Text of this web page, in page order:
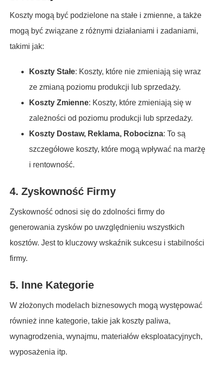
Koszty mogą być podzielone na stałe i zmienne, a także
mogą być związane z różnymi działaniami i zadaniami,
takimi jak:
Koszty Stałe: Koszty, które nie zmieniają się wraz
ze zmianą poziomu produkcji lub sprzedaży.
Koszty Zmienne: Koszty, które zmieniają się w
zależności od poziomu produkcji lub sprzedaży.
Koszty Dostaw, Reklama, Robocizna: To są
szczegółowe koszty, które mogą wpływać na marżę
i rentowność.
4. Zyskowność Firmy
Zyskowność odnosi się do zdolności firmy do
generowania zysków po uwzględnieniu wszystkich
kosztów. Jest to kluczowy wskaźnik sukcesu i stabilności
firmy.
5. Inne Kategorie
W złożonych modelach biznesowych mogą występować
również inne kategorie, takie jak koszty paliwa,
wynagrodzenia, wynajmu, materiałów eksploatacyjnych,
wyposażenia itp.